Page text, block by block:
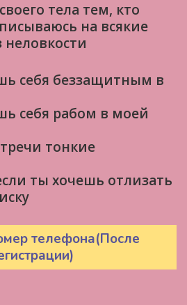
тела тем, кто
на всякие
себя беззащитным в
себя рабом в моей
тонкие
ты хочешь отлизать
телефона(После